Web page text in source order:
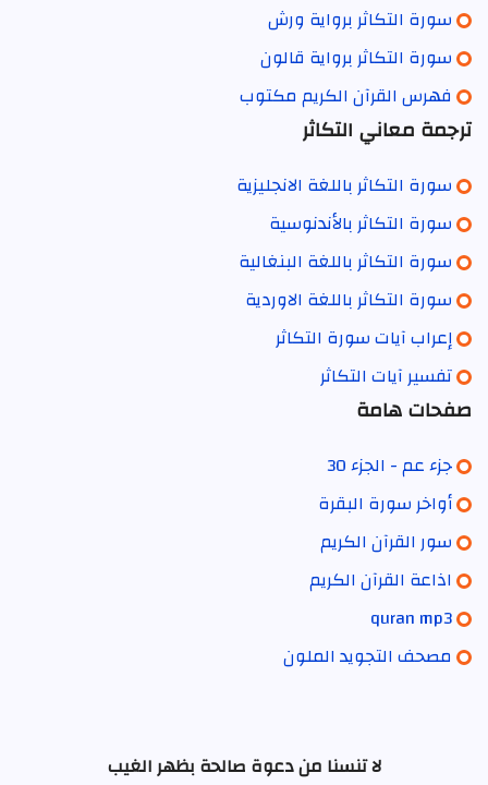
سورة التكاثر برواية ورش
سورة التكاثر برواية قالون
فهرس القرآن الكريم مكتوب
ترجمة معاني التكاثر
سورة التكاثر باللغة الانجليزية
سورة التكاثر بالأندنوسية
سورة التكاثر باللغة البنغالية
سورة التكاثر باللغة الاوردية
إعراب آيات سورة التكاثر
تفسير آيات التكاثر
صفحات هامة
جزء عم - الجزء 30
أواخر سورة البقرة
سور القرآن الكريم
اذاعة القرآن الكريم
quran mp3
مصحف التجويد الملون
لا تنسنا من دعوة صالحة بظهر الغيب